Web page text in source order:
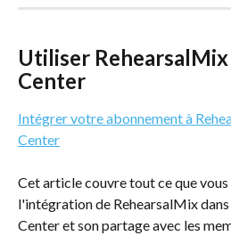
Utiliser
Center
Intégrer votre abonnement à
Center
Cet article couvre tout ce que
l'intégration de RehearsalMix
Center et son partage avec les